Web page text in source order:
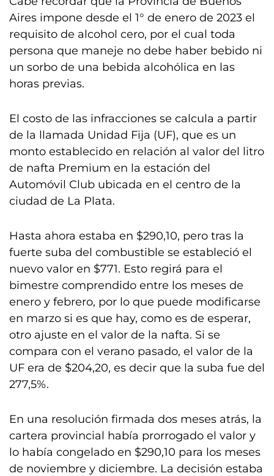
Aires impone desde el 1° de enero de 2023 el
requisito de alcohol cero, por el cual toda
persona que maneje no debe haber bebido ni
un sorbo de una bebida alcohólica en las
horas previas.
El costo de las infracciones se calcula a partir
de la llamada Unidad Fija (UF), que es un
monto establecido en relación al valor del litro
de nafta Premium en la estación del
Automóvil Club ubicada en el centro de la
ciudad de La Plata.
Hasta ahora estaba en $290,10, pero tras la
fuerte suba del combustible se estableció el
nuevo valor en $771. Esto regirá para el
bimestre comprendido entre los meses de
enero y febrero, por lo que puede modificarse
en marzo si es que hay, como es de esperar,
otro ajuste en el valor de la nafta. Si se
compara con el verano pasado, el valor de la
UF era de $204,20, es decir que la suba fue del
277,5%.
En una resolución firmada dos meses atrás, la
cartera provincial había prorrogado el valor y
lo había congelado en $290,10 para los meses
de noviembre y diciembre. La decisión estaba